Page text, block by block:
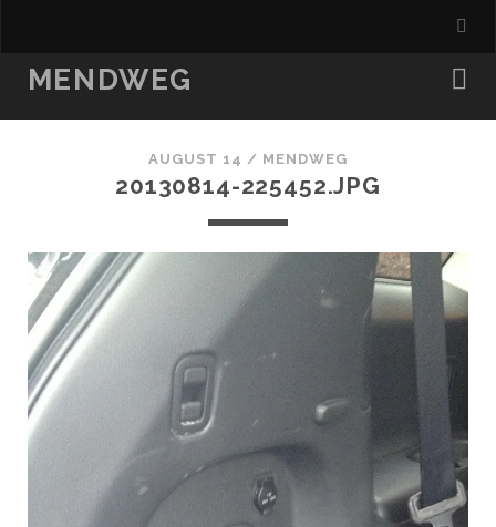
MENDWEG
AUGUST 14 / MENDWEG
20130814-225452.JPG